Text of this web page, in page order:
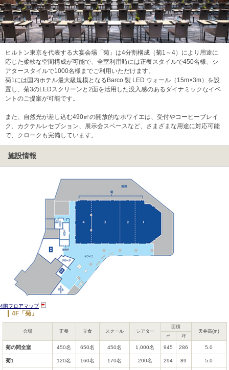
ヒルトン東京を代表する大宴会場「菊」は4分割構成（菊1～4）により用途に
応じた柔軟な空間構成が可能で、全室利用時には正餐スタイルで450名様、シ
アタースタイルで1000名様までご利用いただけます。
菊1には国内ホテル最大級規模となるBarco 製 LED ウォール（15m×3m）を設
置し、菊3のLEDスクリーンと2面を活用した没入感のあるダイナミックなイベ
ントのご提案が可能です。
また、自然光が差し込む490㎡の開放的なホワイエは、受付やコーヒーブレイ
ク、カクテルレセプション、展示会スペースなど、さまざまな用途に対応可能
で、クロークも完備しています。
施設情報
4階フロアマップ
4F「菊」
会場 正餐 立食 スクール シアター
面積
天井高(m)
㎡
坪
菊の間全室 450名 650名 450名 1,000名 945 286 5.0
菊1 120名 160名 170名 200名 294 89 5.0